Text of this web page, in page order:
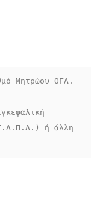
Μητρώου ΟΓΑ.
(Γ.Α.Π.Α.) ή άλλη